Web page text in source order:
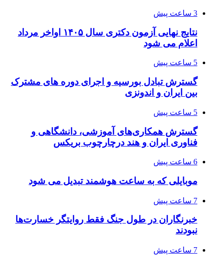
3 ساعت پیش
نتایج نهایی آزمون دکتری سال ۱۴۰۵ اواخر مرداد
اعلام می شود
5 ساعت پیش
گسترش تبادل بورسیه و اجرای دوره های مشترک
بین ایران و اندونزی
5 ساعت پیش
گسترش همکاری‌های آموزشی، دانشگاهی و
فناوری ایران و هند درچارچوب بریکس
6 ساعت پیش
موبایلی که به ساعت هوشمند تبدیل می شود
7 ساعت پیش
خبرنگاران در طول جنگ فقط روایتگر خسارت‌ها
نبودند
7 ساعت پیش